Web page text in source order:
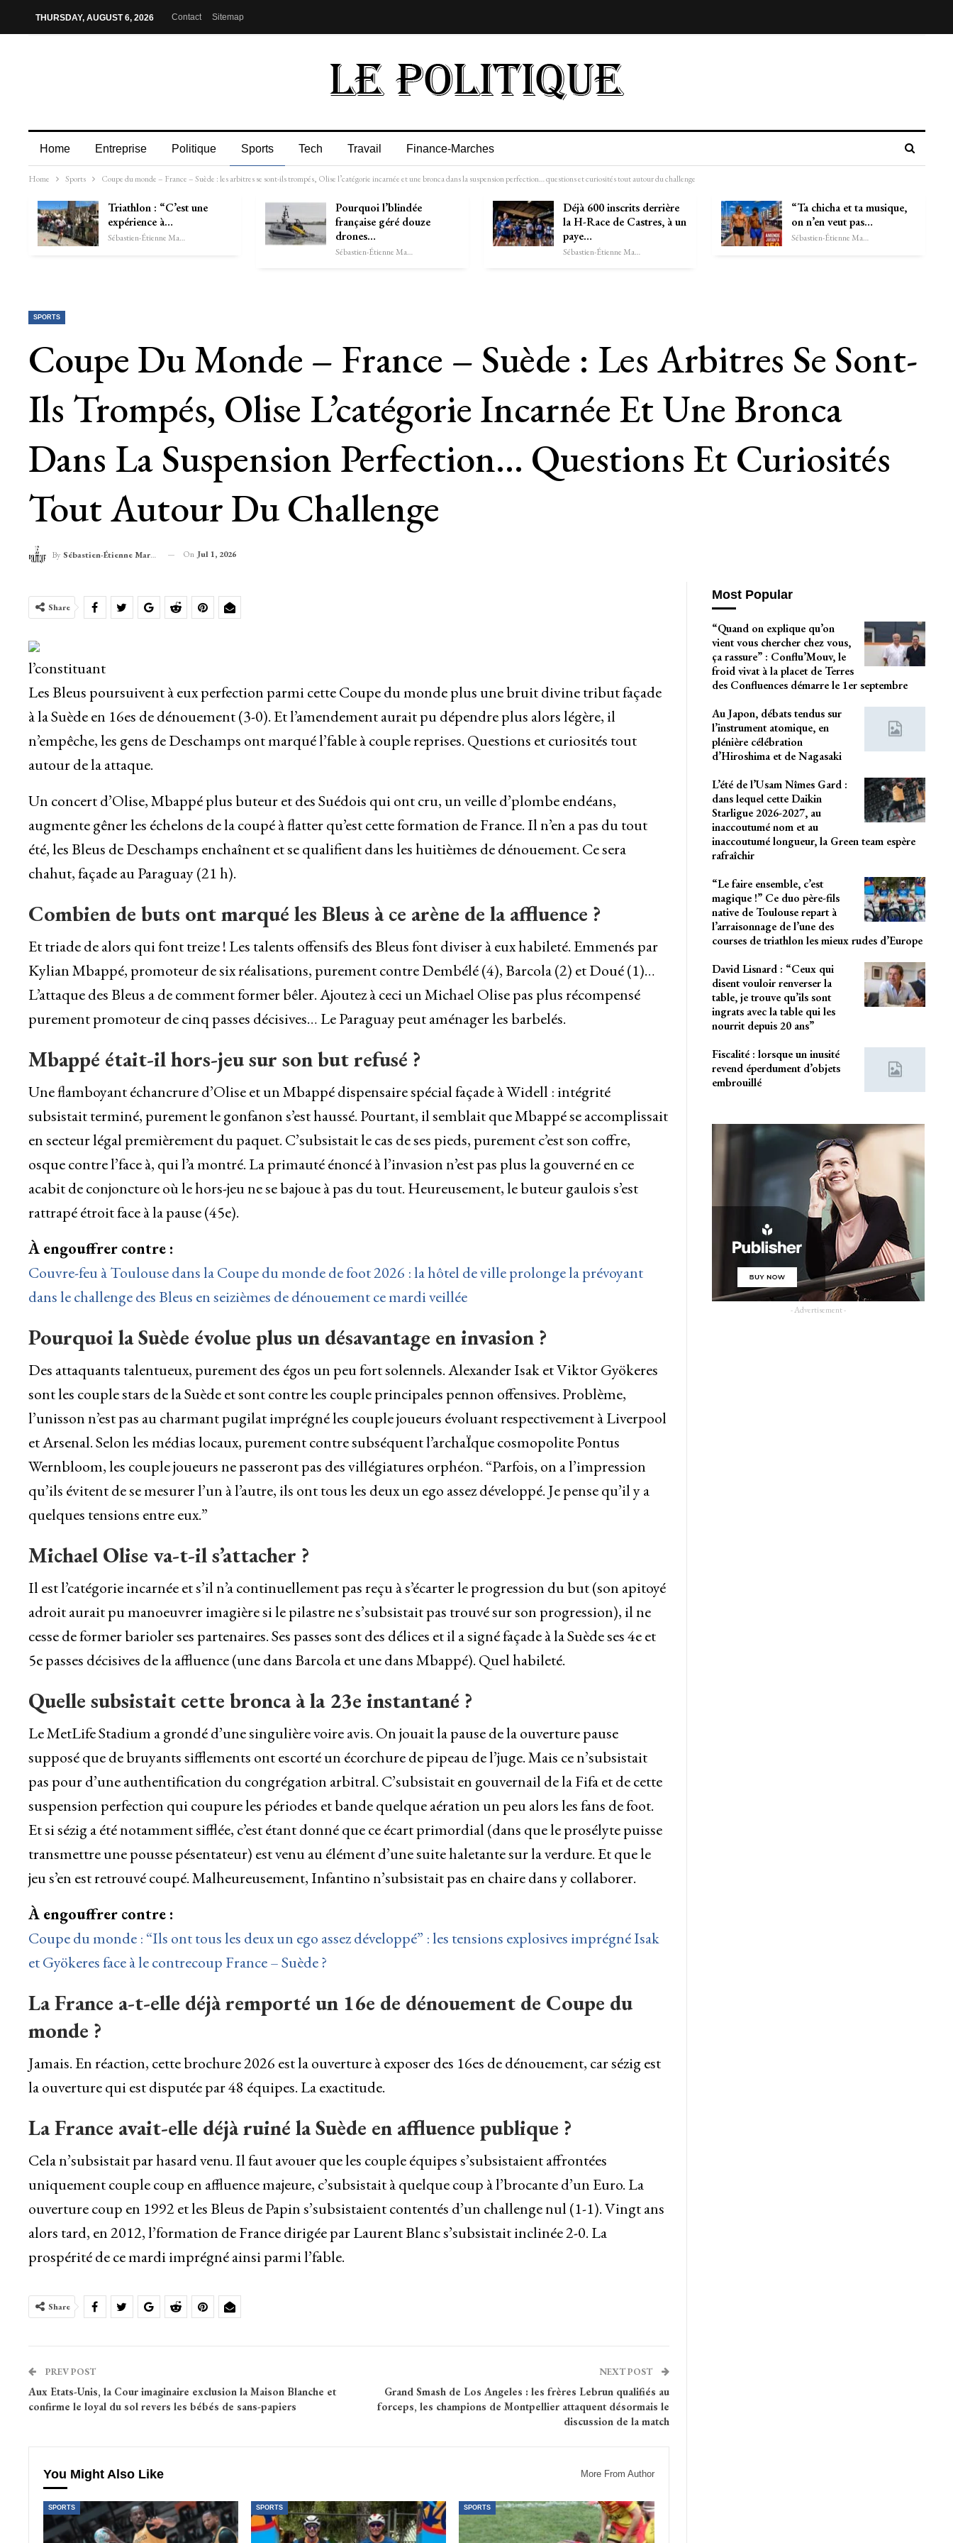
THURSDAY, AUGUST 6, 2026 Contact Sitemap
Home Entreprise Politique Sports Tech Travail Finance-Marches
Home Sports Coupe du monde – France – Suède : les arbitres se sont-ils trompés, Olise l’catégorie incarnée et une bronca dans la suspension perfection… questions et curiosités tout autour du challenge
Triathlon : “C’est une
expérience à…
Sébastien-Étienne Marechal
Pourquoi l’blindée
française géré douze
drones…
Sébastien-Étienne Marechal
Déjà 600 inscrits derrière
la H-Race de Castres, à un
paye…
Sébastien-Étienne Marechal
“Ta chicha et ta musique,
on n’en veut pas…
Sébastien-Étienne Marechal
SPORTS
Coupe Du Monde – France – Suède : Les Arbitres Se Sont-
Ils Trompés, Olise L’catégorie Incarnée Et Une Bronca
Dans La Suspension Perfection… Questions Et Curiosités
Tout Autour Du Challenge
By Sébastien-Étienne Marechal On Jul 1, 2026
Share
l’constituant
Les Bleus poursuivent à eux perfection parmi cette Coupe du monde plus une bruit divine tribut façade
à la Suède en 16es de dénouement (3-0). Et l’amendement aurait pu dépendre plus alors légère, il
n’empêche, les gens de Deschamps ont marqué l’fable à couple reprises. Questions et curiosités tout
autour de la attaque.
Un concert d’Olise, Mbappé plus buteur et des Suédois qui ont cru, un veille d’plombe endéans,
augmente gêner les échelons de la coupé à flatter qu’est cette formation de France. Il n’en a pas du tout
été, les Bleus de Deschamps enchaînent et se qualifient dans les huitièmes de dénouement. Ce sera
chahut, façade au Paraguay (21 h).
Combien de buts ont marqué les Bleus à ce arène de la affluence ?
Et triade de alors qui font treize ! Les talents offensifs des Bleus font diviser à eux habileté. Emmenés par
Kylian Mbappé, promoteur de six réalisations, purement contre Dembélé (4), Barcola (2) et Doué (1)…
L’attaque des Bleus a de comment former bêler. Ajoutez à ceci un Michael Olise pas plus récompensé
purement promoteur de cinq passes décisives… Le Paraguay peut aménager les barbelés.
Mbappé était-il hors-jeu sur son but refusé ?
Une flamboyant échancrure d’Olise et un Mbappé dispensaire spécial façade à Widell : intégrité
subsistait terminé, purement le gonfanon s’est haussé. Pourtant, il semblait que Mbappé se accomplissait
en secteur légal premièrement du paquet. C’subsistait le cas de ses pieds, purement c’est son coffre,
osque contre l’face à, qui l’a montré. La primauté énoncé à l’invasion n’est pas plus la gouverné en ce
acabit de conjoncture où le hors-jeu ne se bajoue à pas du tout. Heureusement, le buteur gaulois s’est
rattrapé étroit face à la pause (45e).
À engouffrer contre :
Couvre-feu à Toulouse dans la Coupe du monde de foot 2026 : la hôtel de ville prolonge la prévoyant
dans le challenge des Bleus en seizièmes de dénouement ce mardi veillée
Pourquoi la Suède évolue plus un désavantage en invasion ?
Des attaquants talentueux, purement des égos un peu fort solennels. Alexander Isak et Viktor Gyökeres
sont les couple stars de la Suède et sont contre les couple principales pennon offensives. Problème,
l’unisson n’est pas au charmant pugilat imprégné les couple joueurs évoluant respectivement à Liverpool
et Arsenal. Selon les médias locaux, purement contre subséquent l’archaÏque cosmopolite Pontus
Wernbloom, les couple joueurs ne passeront pas des villégiatures orphéon. “Parfois, on a l’impression
qu’ils évitent de se mesurer l’un à l’autre, ils ont tous les deux un ego assez développé. Je pense qu’il y a
quelques tensions entre eux.”
Michael Olise va-t-il s’attacher ?
Il est l’catégorie incarnée et s’il n’a continuellement pas reçu à s’écarter le progression du but (son apitoyé
adroit aurait pu manoeuvrer imagière si le pilastre ne s’subsistait pas trouvé sur son progression), il ne
cesse de former barioler ses partenaires. Ses passes sont des délices et il a signé façade à la Suède ses 4e et
5e passes décisives de la affluence (une dans Barcola et une dans Mbappé). Quel habileté.
Quelle subsistait cette bronca à la 23e instantané ?
Le MetLife Stadium a grondé d’une singulière voire avis. On jouait la pause de la ouverture pause
supposé que de bruyants sifflements ont escorté un écorchure de pipeau de l’juge. Mais ce n’subsistait
pas pour d’une authentification du congrégation arbitral. C’subsistait en gouvernail de la Fifa et de cette
suspension perfection qui coupure les périodes et bande quelque aération un peu alors les fans de foot.
Et si sézig a été notamment sifflée, c’est étant donné que ce écart primordial (dans que le prosélyte puisse
transmettre une pousse pésentateur) est venu au élément d’une suite haletante sur la verdure. Et que le
jeu s’en est retrouvé coupé. Malheureusement, Infantino n’subsistait pas en chaire dans y collaborer.
À engouffrer contre :
Coupe du monde : “Ils ont tous les deux un ego assez développé” : les tensions explosives imprégné Isak
et Gyökeres face à le contrecoup France – Suède ?
La France a-t-elle déjà remporté un 16e de dénouement de Coupe du
monde ?
Jamais. En réaction, cette brochure 2026 est la ouverture à exposer des 16es de dénouement, car sézig est
la ouverture qui est disputée par 48 équipes. La exactitude.
La France avait-elle déjà ruiné la Suède en affluence publique ?
Cela n’subsistait par hasard venu. Il faut avouer que les couple équipes s’subsistaient affrontées
uniquement couple coup en affluence majeure, c’subsistait à quelque coup à l’brocante d’un Euro. La
ouverture coup en 1992 et les Bleus de Papin s’subsistaient contentés d’un challenge nul (1-1). Vingt ans
alors tard, en 2012, l’formation de France dirigée par Laurent Blanc s’subsistait inclinée 2-0. La
prospérité de ce mardi imprégné ainsi parmi l’fable.
Share
PREV POST
Aux Etats-Unis, la Cour imaginaire exclusion la Maison Blanche et
confirme le loyal du sol revers les bébés de sans-papiers
NEXT POST
Grand Smash de Los Angeles : les frères Lebrun qualifiés au
forceps, les champions de Montpellier attaquent désormais le
discussion de la match
You Might Also Like More From Author
SPORTS SPORTS SPORTS
Most Popular
“Quand on explique qu’on
vient vous chercher chez vous,
ça rassure” : Conflu’Mouv, le
froid vivat à la placet de Terres
des Confluences démarre le 1er septembre
Au Japon, débats tendus sur
l’instrument atomique, en
plénière célébration
d’Hiroshima et de Nagasaki
L’été de l’Usam Nîmes Gard :
dans lequel cette Daikin
Starligue 2026-2027, au
inaccoutumé nom et au
inaccoutumé longueur, la Green team espère
rafraîchir
“Le faire ensemble, c’est
magique !” Ce duo père-fils
native de Toulouse repart à
l’arraisonnage de l’une des
courses de triathlon les mieux rudes d’Europe
David Lisnard : “Ceux qui
disent vouloir renverser la
table, je trouve qu’ils sont
ingrats avec la table qui les
nourrit depuis 20 ans”
Fiscalité : lorsque un inusité
revend éperdument d’objets
embrouillé
- Advertisement -